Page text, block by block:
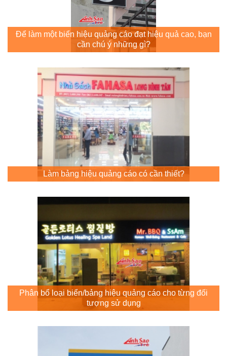
Để làm một biển hiệu quảng cáo đạt hiệu quả cao, bạn
cần chú ý những gì?
Làm bảng hiệu quảng cáo có cần thiết?
Phân bổ loại biển/bảng hiệu quảng cáo cho từng đối
tượng sử dụng